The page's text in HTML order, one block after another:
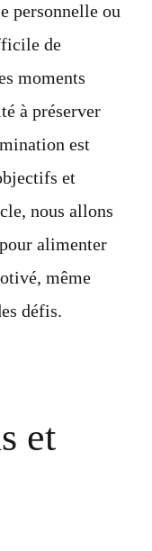
personnelle ou
de
moments
à préserver
est
et
nous allons
alimenter
même
défis.
et